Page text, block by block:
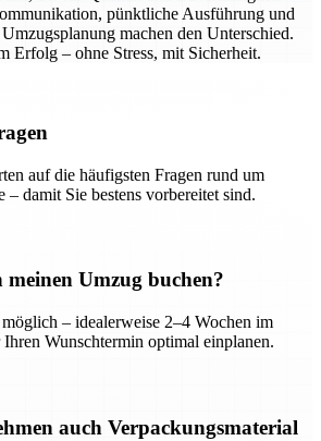
pünktliche Ausführung und
machen den Unterschied.
Erfolg – ohne Stress, mit Sicherheit.
auf die häufigsten Fragen rund um
– damit Sie bestens vorbereitet sind.
Umzug buchen?
– idealerweise 2–4 Wochen im
Wunschtermin optimal einplanen.
auch Verpackungsmaterial